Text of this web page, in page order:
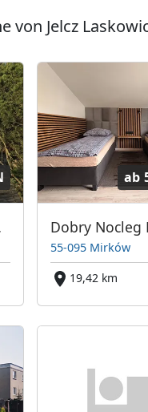
von Jelcz
od 45
ab
Dobry Nocleg
55-095 Mirków
19,42 km